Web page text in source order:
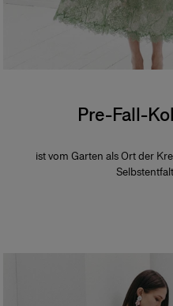
Pre-Fall-
ist vom Garten als Ort der